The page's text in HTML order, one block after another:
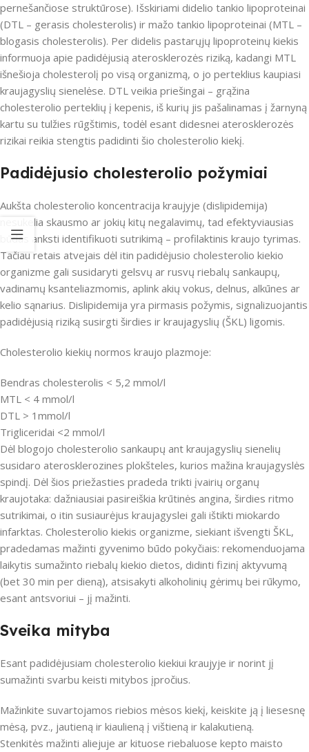
pernešančiose struktūrose). Išskiriami didelio tankio lipoproteinai
(DTL – gerasis cholesterolis) ir mažo tankio lipoproteinai (MTL –
blogasis cholesterolis). Per didelis pastarųjų lipoproteinų kiekis
informuoja apie padidėjusią aterosklerozės riziką, kadangi MTL
išnešioja cholesterolį po visą organizmą, o jo perteklius kaupiasi
kraujagyslių sienelėse. DTL veikia priešingai – grąžina
cholesterolio perteklių į kepenis, iš kurių jis pašalinamas į žarnyną
kartu su tulžies rūgštimis, todėl esant didesnei aterosklerozės
rizikai reikia stengtis padidinti šio cholesterolio kiekį.
Padidėjusio cholesterolio požymiai
Aukšta cholesterolio koncentracija kraujyje (dislipidemija)
nesukelia skausmo ar jokių kitų negalavimų, tad efektyviausias
būdas anksti identifikuoti sutrikimą – profilaktinis kraujo tyrimas.
Tačiau retais atvejais dėl itin padidėjusio cholesterolio kiekio
organizme gali susidaryti gelsvų ar rusvų riebalų sankaupų,
vadinamų ksanteliazmomis, aplink akių vokus, delnus, alkūnes ar
kelio sąnarius. Dislipidemija yra pirmasis požymis, signalizuojantis
padidėjusią riziką susirgti širdies ir kraujagyslių (ŠKL) ligomis.
Cholesterolio kiekių normos kraujo plazmoje:
Bendras cholesterolis < 5,2 mmol/l
MTL < 4 mmol/l
DTL > 1mmol/l
Trigliceridai <2 mmol/l
Dėl blogojo cholesterolio sankaupų ant kraujagyslių sienelių
susidaro aterosklerozines plokšteles, kurios mažina kraujagyslės
spindį. Dėl šios priežasties pradeda trikti įvairių organų
kraujotaka: dažniausiai pasireiškia krūtinės angina, širdies ritmo
sutrikimai, o itin susiaurėjus kraujagyslei gali ištikti miokardo
infarktas. Cholesterolio kiekis organizme, siekiant išvengti ŠKL,
pradedamas mažinti gyvenimo būdo pokyčiais: rekomenduojama
laikytis sumažinto riebalų kiekio dietos, didinti fizinį aktyvumą
(bet 30 min per dieną), atsisakyti alkoholinių gėrimų bei rūkymo,
esant antsvoriui – jį mažinti.
Sveika mityba
Esant padidėjusiam cholesterolio kiekiui kraujyje ir norint jį
sumažinti svarbu keisti mitybos įpročius.
Mažinkite suvartojamos riebios mėsos kiekį, keiskite ją į liesesnę
mėsą, pvz., jautieną ir kiaulieną į vištieną ir kalakutieną.
Stenkitės mažinti aliejuje ar kituose riebaluose kepto maisto